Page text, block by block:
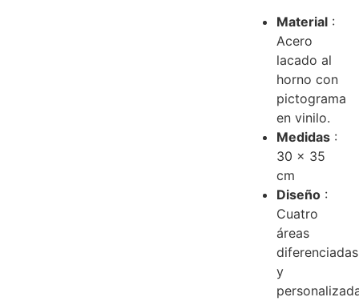
Material :
Acero
lacado al
horno con
pictograma
en vinilo.
Medidas :
30 x 35
cm
Diseño :
Cuatro
áreas
diferenciadas
y